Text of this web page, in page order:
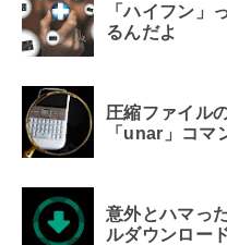
「ハイフン」
るんだよ
圧縮ファイル
「unar」コマ
意外とハマっ
ルダウンロー